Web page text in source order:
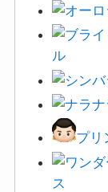
ル
ナ
プリ
ス